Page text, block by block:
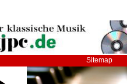
Sitemap